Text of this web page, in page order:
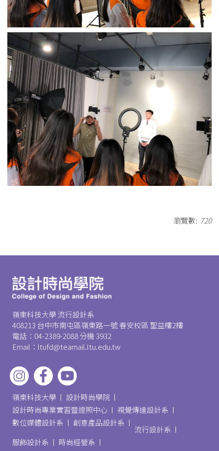
瀏覽數: 720
嶺東科技大學 流行設計系
408213 台中市南屯區嶺東路一號 春安校區 聖益樓2樓
電話：04-2389-2088 分機 3932
Email：ltufd@teamail.ltu.edu.tw
嶺東科技大學
設計時尚學院
設計時尚專業實習暨證照中心
視覺傳達設計系
數位媒體設計系
創意產品設計系
流行設計系
服飾設計系
時尚經營系